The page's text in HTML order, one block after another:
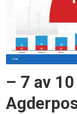
– 7 av